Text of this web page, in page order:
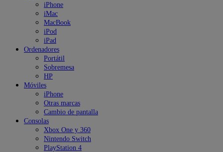
iPhone
iMac
MacBook
iPod
iPad
Ordenadores
Portátil
Sobremesa
HP
Móviles
iPhone
Otras marcas
Cambio de pantalla
Consolas
Xbox One y 360
Nintendo Switch
PlayStation 4